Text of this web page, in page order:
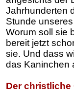
Jahrhunderten
Stunde
Worum soll sie
bereit jetzt
sie. Und dass
das Kaninchen
Der christliche